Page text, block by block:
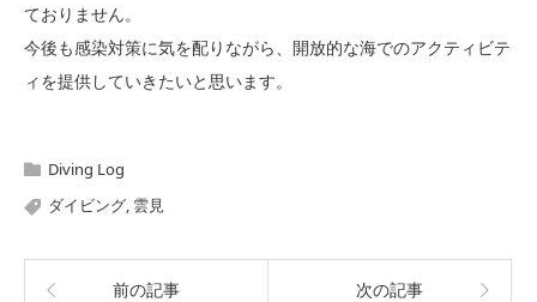
ておりません。
今後も感染対策に気を配りながら、開放的な海でのアクティビテ
ィを提供していきたいと思います。
Diving Log
ダイビング, 雲見
前の記事 次の記事